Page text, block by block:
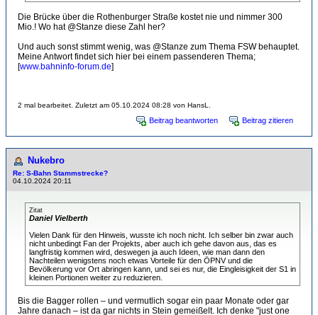
Die Brücke über die Rothenburger Straße kostet nie und nimmer 300
Mio.! Wo hat @Stanze diese Zahl her?
Und auch sonst stimmt wenig, was @Stanze zum Thema FSW behauptet.
Meine Antwort findet sich hier bei einem passenderen Thema;
[www.bahninfo-forum.de]
2 mal bearbeitet. Zuletzt am 05.10.2024 08:28 von HansL.
Beitrag beantworten Beitrag zitieren
Nukebro
Re: S-Bahn Stammstrecke?
04.10.2024 20:11
Zitat
Daniel Vielberth
Vielen Dank für den Hinweis, wusste ich noch nicht. Ich selber bin zwar auch
nicht unbedingt Fan der Projekts, aber auch ich gehe davon aus, das es
langfristig kommen wird, deswegen ja auch Ideen, wie man dann den
Nachteilen wenigstens noch etwas Vorteile für den ÖPNV und die
Bevölkerung vor Ort abringen kann, und sei es nur, die Eingleisigkeit der S1 in
kleinen Portionen weiter zu reduzieren.
Bis die Bagger rollen – und vermutlich sogar ein paar Monate oder gar
Jahre danach – ist da gar nichts in Stein gemeißelt. Ich denke "just one